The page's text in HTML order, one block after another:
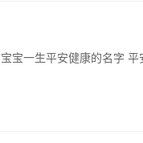
宝一生平安健康的名字 平